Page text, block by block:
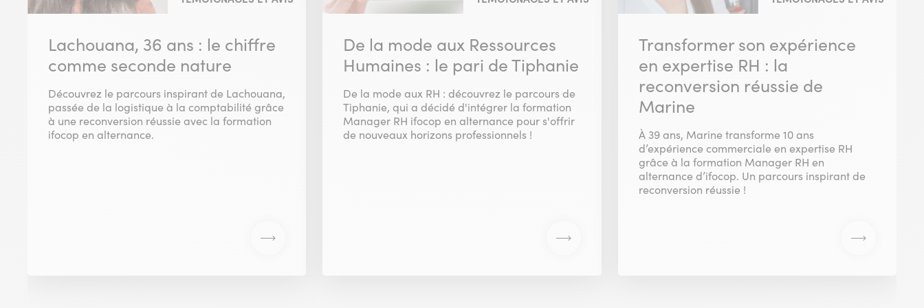
Lachouana, 36 ans : le chiffre
comme seconde nature
Découvrez le parcours inspirant de Lachouana,
passée de la logistique à la comptabilité grâce
à une reconversion réussie avec la formation
ifocop en alternance.
De la mode aux Ressources
Humaines : le pari de Tiphanie
De la mode aux RH : découvrez le parcours de
Tiphanie, qui a décidé d'intégrer la formation
Manager RH ifocop en alternance pour s'offrir
de nouveaux horizons professionnels !
Transformer son expérience
en expertise RH : la
reconversion réussie de
Marine
À 39 ans, Marine transforme 10 ans
d’expérience commerciale en expertise RH
grâce à la formation Manager RH en
alternance d’ifocop. Un parcours inspirant de
reconversion réussie !